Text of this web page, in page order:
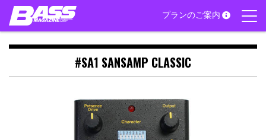
Skip
content
プランのご案内
#SA1 SANSAMP CLASSIC